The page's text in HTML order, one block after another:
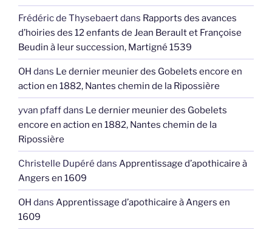
Frédéric de Thysebaertdans Rapports des avances
d’hoiries des 12 enfants de Jean Berault et Françoise
Beudin à leur succession, Martigné 1539
OH dans Le dernier meunier des Gobelets encore en
action en 1882, Nantes chemin de la Ripossière
yvan pfaffdans Le dernier meunier des Gobelets
encore en action en 1882, Nantes chemin de la
Ripossière
Christelle Dupéré dans Apprentissage d’apothicaire à
Angers en 1609
OH dans Apprentissage d’apothicaire à Angers en
1609